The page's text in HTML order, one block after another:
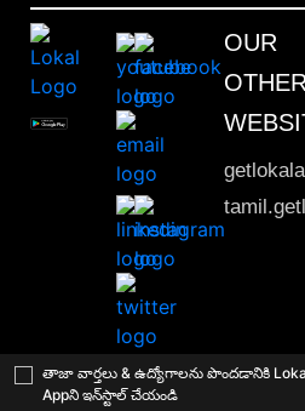
తాజా వార్తలు & ఉద్యోగాలను పొందడానికి
Appని ఇన్‌స్టాల్ చేయండి
OUR
OTHER
This material may not be published, transmitted, rewritten or